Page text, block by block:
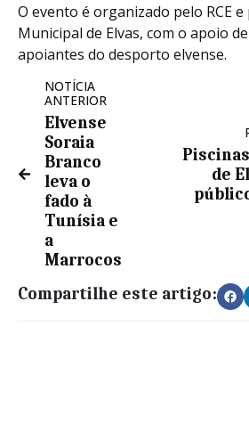
O evento é organizado pelo RCE e
Municipal de Elvas, com o apoio
apoiantes do desporto elvense.
NOTÍCIA
ANTERIOR
Elvense
Soraia
Branco
leva o
fado à
Tunísia e
a
Marrocos
de
Compartilhe este artigo: